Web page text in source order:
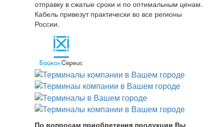
отправку в сжатые сроки и по оптимальным ценам.
Кабель привезут практически во все регионы
России.
По вопросам приобретения продукции Вы